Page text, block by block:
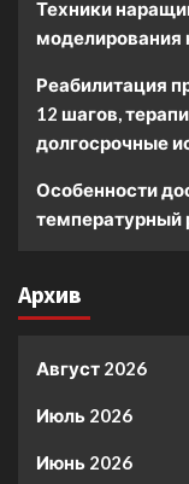
Техники
моделирования
Реабилитация
12 шагов,
долгосрочные
Особенности
температурный
Архив
Август 2026
Июль 2026
Июнь 2026